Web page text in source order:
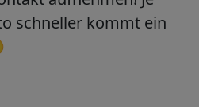
schneller kommt ein